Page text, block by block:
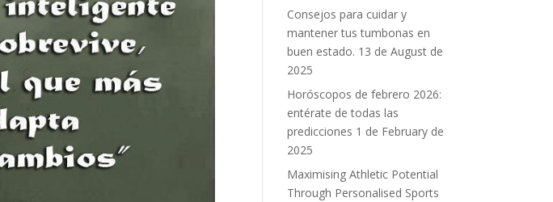
Consejos para cuidar y
mantener tus tumbonas en
buen estado. 13 de August de
2025
Horóscopos de febrero 2026:
entérate de todas las
predicciones 1 de February de
2025
Maximising Athletic Potential
Through Personalised Sports